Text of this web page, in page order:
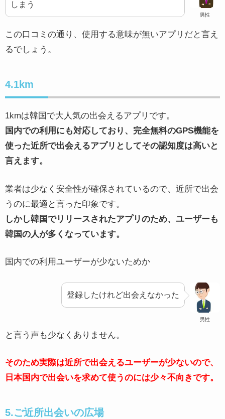
男性
しまう
この口コミの通り、使用する意味が無いアプリだと言え
るでしょう。
4.1km
1kmは韓国で大人気の出会えるアプリです。
国内での利用にも対応しており、完全無料のGPS機能を
使った近所で出会えるアプリとしてその認知度は高いと
言えます。
業者は少なく安全性が確保されているので、近所で出会
うのに最適と言った印象です。
しかし韓国でリリースされたアプリのため、ユーザーも
韓国の人が多くなっています。
国内での利用ユーザーが少ないためか
男性
登録したけれど出会えなかった
と言う声も少なくありません。
そのため実際は近所で出会えるユーザーが少ないので、
日本国内で出会いを求めて使うのには少々不向きです。
5.ご近所出会いの広場